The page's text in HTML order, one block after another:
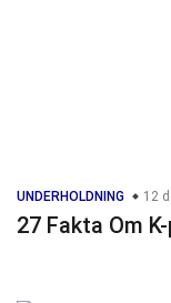
UNDERHOLDNING 12
27 Fakta Om